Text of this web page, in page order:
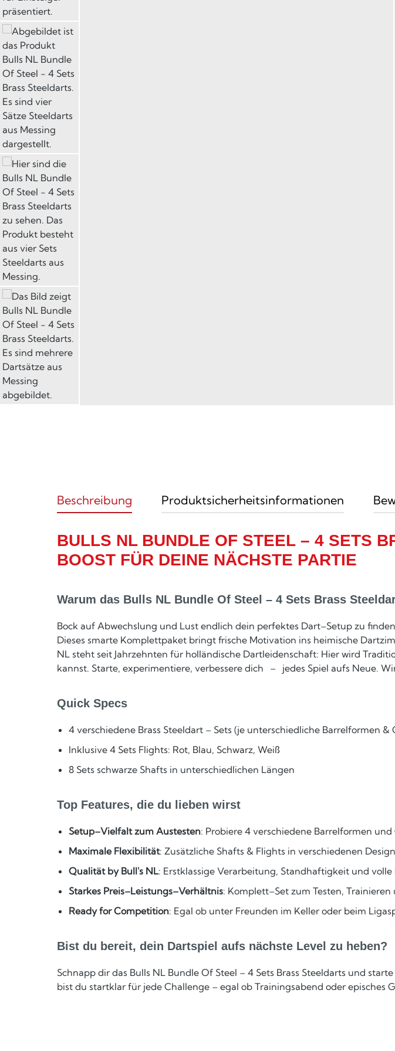
Beschreibung Produktsicherheitsinformationen
BULLS NL BUNDLE OF STEEL – 4 SETS
BOOST FÜR DEINE NÄCHSTE PARTIE
Warum das Bulls NL Bundle Of Steel – 4 Sets Brass
Bock auf Abwechslung und Lust endlich dein perfektes Dart–Setup zu
Dieses smarte Komplettpaket bringt frische Motivation ins heimische
NL steht seit Jahrzehnten für holländische Dartleidenschaft: Hier wird
kannst. Starte, experimentiere, verbessere dich – jedes Spiel aufs Neue.
Quick Specs
4 verschiedene Brass Steeldart – Sets (je unterschiedliche Barrelformen &
Inklusive 4 Sets Flights: Rot, Blau, Schwarz, Weiß
8 Sets schwarze Shafts in unterschiedlichen Längen
Top Features, die du lieben wirst
Setup–Vielfalt zum Austesten: Probiere 4 verschiedene Barrelformen
Maximale Flexibilität: Zusätzliche Shafts & Flights in verschiedenen
Qualität by Bull's NL: Erstklassige Verarbeitung, Standhaftigkeit und
Starkes Preis–Leistungs–Verhältnis: Komplett–Set zum Testen,
Ready for Competition: Egal ob unter Freunden im Keller oder beim
Bist du bereit, dein Dartspiel aufs nächste Level zu heben?
Schnapp dir das Bulls NL Bundle Of Steel – 4 Sets Brass Steeldarts und
bist du startklar für jede Challenge – egal ob Trainingsabend oder episches